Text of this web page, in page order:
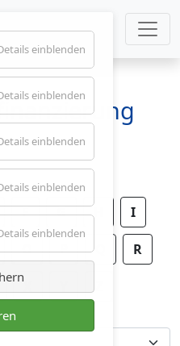
einblenden
Google
einblenden
Facebook
einblenden
Essenziell
einblenden
Formulare
einblenden
Analyse
F G I
O P R